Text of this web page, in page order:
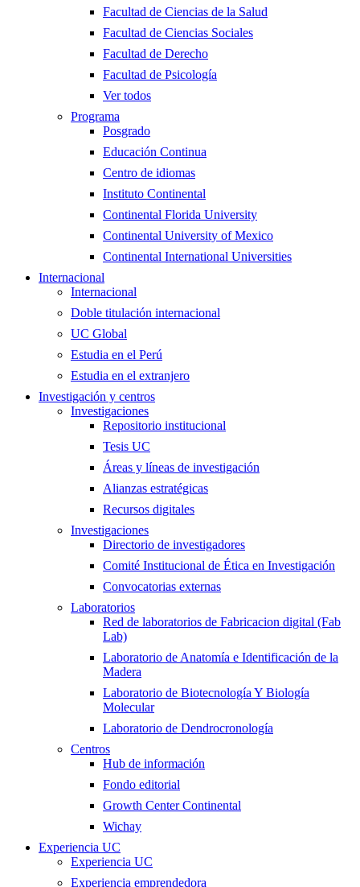
Facultad de Ciencias de la Salud
Facultad de Ciencias Sociales
Facultad de Derecho
Facultad de Psicología
Ver todos
Programa
Posgrado
Educación Continua
Centro de idiomas
Instituto Continental
Continental Florida University
Continental University of Mexico
Continental International Universities
Internacional
Internacional
Doble titulación internacional
UC Global
Estudia en el Perú
Estudia en el extranjero
Investigación y centros
Investigaciones
Repositorio institucional
Tesis UC
Áreas y líneas de investigación
Alianzas estratégicas
Recursos digitales
Investigaciones
Directorio de investigadores
Comité Institucional de Ética en Investigación
Convocatorias externas
Laboratorios
Red de laboratorios de Fabricacion digital (Fab
Lab)
Laboratorio de Anatomía e Identificación de la
Madera
Laboratorio de Biotecnología Y Biología
Molecular
Laboratorio de Dendrocronología
Centros
Hub de información
Fondo editorial
Growth Center Continental
Wichay
Experiencia UC
Experiencia UC
Experiencia emprendedora